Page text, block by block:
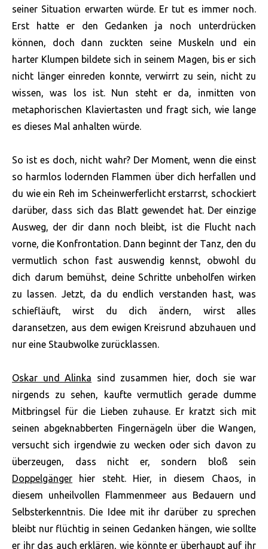
seiner Situation erwarten würde. Er tut es immer noch.
Erst hatte er den Gedanken ja noch unterdrücken
können, doch dann zuckten seine Muskeln und ein
harter Klumpen bildete sich in seinem Magen, bis er sich
nicht länger einreden konnte, verwirrt zu sein, nicht zu
wissen, was los ist. Nun steht er da, inmitten von
metaphorischen Klaviertasten und fragt sich, wie lange
es dieses Mal anhalten würde.
So ist es doch, nicht wahr? Der Moment, wenn die einst
so harmlos lodernden Flammen über dich herfallen und
du wie ein Reh im Scheinwerferlicht erstarrst, schockiert
darüber, dass sich das Blatt gewendet hat. Der einzige
Ausweg, der dir dann noch bleibt, ist die Flucht nach
vorne, die Konfrontation. Dann beginnt der Tanz, den du
vermutlich schon fast auswendig kennst, obwohl du
dich darum bemühst, deine Schritte unbeholfen wirken
zu lassen. Jetzt, da du endlich verstanden hast, was
schiefläuft, wirst du dich ändern, wirst alles
daransetzen, aus dem ewigen Kreisrund abzuhauen und
nur eine Staubwolke zurücklassen.
Oskar und Alinka sind zusammen hier, doch sie war
nirgends zu sehen, kaufte vermutlich gerade dumme
Mitbringsel für die Lieben zuhause. Er kratzt sich mit
seinen abgeknabberten Fingernägeln über die Wangen,
versucht sich irgendwie zu wecken oder sich davon zu
überzeugen, dass nicht er, sondern bloß sein
Doppelgänger hier steht. Hier, in diesem Chaos, in
diesem unheilvollen Flammenmeer aus Bedauern und
Selbsterkenntnis. Die Idee mit ihr darüber zu sprechen
bleibt nur flüchtig in seinen Gedanken hängen, wie sollte
er ihr das auch erklären, wie könnte er überhaupt auf ihr